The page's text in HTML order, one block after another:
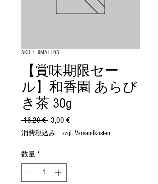
SKU： UMA1105
【賞味期限セー
ル】和香園 あらび
き茶 30g
16,20 € 通
常
3,00 €セ
ー
消費税込み zzgl. Versandkosten
数量 *